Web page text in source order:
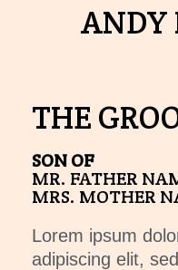
ANDY
THE
SON OF
MR. FATHER
MRS. MOTHER
Lorem ipsum
adipiscing elit,